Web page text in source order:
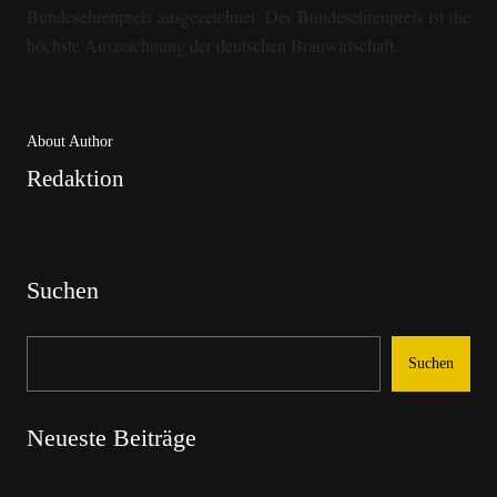
Bundesehrenpreis ausgezeichnet. Der Bundesehrenpreis ist die
höchste Auszeichnung der deutschen Brauwirtschaft.
About Author
Redaktion
Suchen
Suchen
Neueste Beiträge